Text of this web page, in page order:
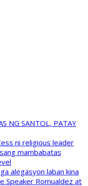
NG SANTOL, PATAY
ni religious leader
mambabatas
alegasyon laban kina
Speaker Romualdez at